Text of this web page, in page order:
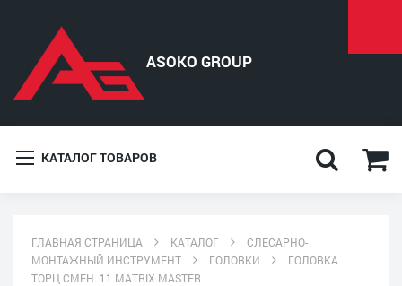
КАТАЛОГ ТОВАРОВ
ГЛАВНАЯ СТРАНИЦА КАТАЛОГ
СЛЕСАРНО-
МОНТАЖНЫЙ ИНСТРУМЕНТ
ГОЛОВКИ
ГОЛОВКА
ТОРЦ.СМЕН. 11 MATRIX MASTER